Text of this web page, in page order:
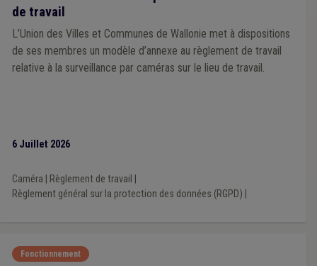
de travail
L’Union des Villes et Communes de Wallonie met à dispositions
de ses membres un modèle d’annexe au règlement de travail
relative à la surveillance par caméras sur le lieu de travail.
6 Juillet 2026
Caméra Règlement de travail
Règlement général sur la protection des données (RGPD)
Fonctionnement